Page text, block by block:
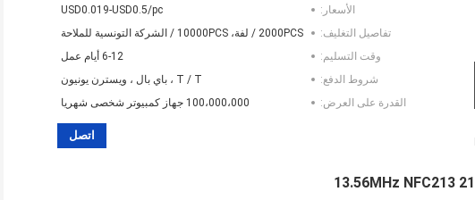
الأسعار:
USD0.019-USD0.5/pc
تفاصيل التغليف:
2000PCS / لفة، 10000PCS / الشركة التونسية للملاحة
وقت التسليم:
6-12 أيام عمل
شروط الدفع:
T / T ، باي بال ، ويسترن يونيون
القدرة على العرض:
100،000،000 جهاز كمبيوتر شخصى شهريا
اتصل